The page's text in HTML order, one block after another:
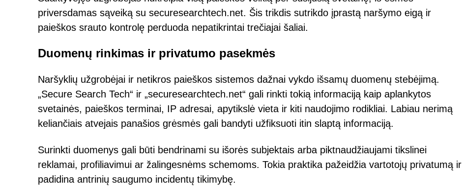
priversdamas sąveiką su securesearchtech.net. Šis trikdis sutrikdo įprastą naršymo eigą ir
paieškos srauto kontrolę perduoda nepatikrintai trečiajai šaliai.
Duomenų rinkimas ir privatumo pasekmės
Naršyklių užgrobėjai ir netikros paieškos sistemos dažnai vykdo išsamų duomenų stebėjimą.
„Secure Search Tech“ ir „securesearchtech.net“ gali rinkti tokią informaciją kaip aplankytos
svetainės, paieškos terminai, IP adresai, apytikslė vieta ir kiti naudojimo rodikliai. Labiau nerimą
keliančiais atvejais panašios grėsmės gali bandyti užfiksuoti itin slaptą informaciją.
Surinkti duomenys gali būti bendrinami su išorės subjektais arba piktnaudžiaujami tikslinei
reklamai, profiliavimui ar žalingesnėms schemoms. Tokia praktika pažeidžia vartotojų privatumą ir
padidina antrinių saugumo incidentų tikimybę.